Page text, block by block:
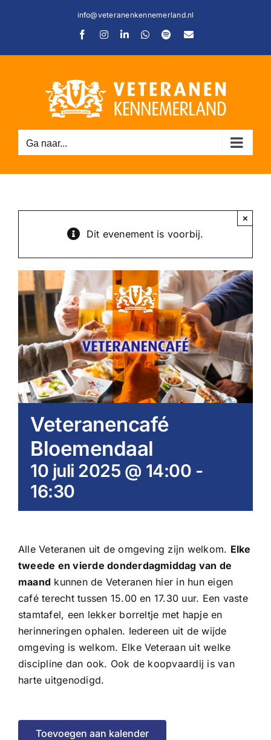
info@veteranenkennemerland.nl
FacebookInstagramLinkedInWhatsApp
SpotifyE-
Ga naar...
Dit evenement is voorbij.
×
Veteranencafé
Bloemendaal
10 juli 2025 @ 14:00 -
16:30
Alle Veteranen uit de omgeving zijn welkom. Elke
tweede en vierde donderdagmiddag van de
maand kunnen de Veteranen hier in hun eigen
café terecht tussen 15.00 en 17.30 uur. Een vaste
stamtafel, een lekker borreltje met hapje en
herinneringen ophalen. Iedereen uit de wijde
omgeving is welkom. Elke Veteraan uit welke
discipline dan ook. Ook de koopvaardij is van
harte uitgenodigd.
Toevoegen aan kalender